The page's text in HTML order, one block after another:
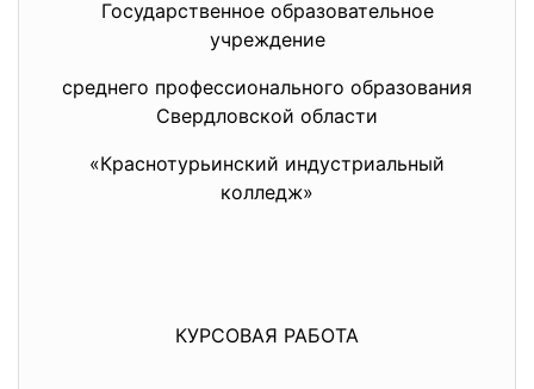
Государственное образовательное
учреждение
среднего профессионального образования
Свердловской области
«Краснотурьинский индустриальный
колледж»
КУРСОВАЯ РАБОТА